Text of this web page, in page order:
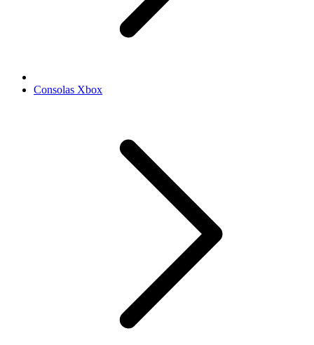
Consolas Xbox